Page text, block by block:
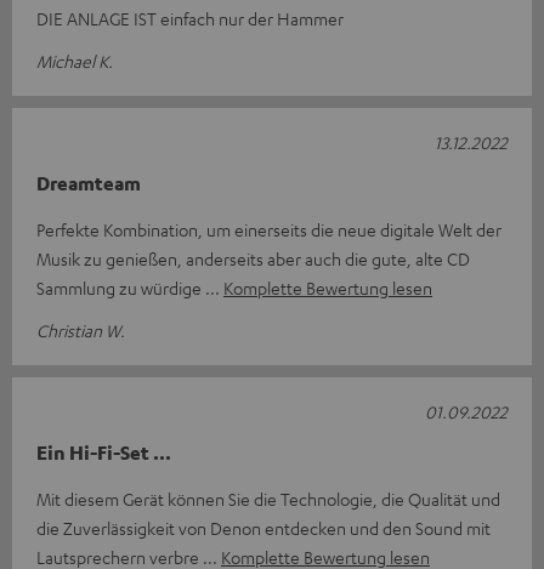
DIE ANLAGE IST einfach nur der Hammer
Michael K.
Dreamteam
Perfekte Kombination, um einerseits die neue digitale Welt der
Musik zu genießen, anderseits aber auch die gute, alte CD
Sammlung zu würdige
Komplette Bewertung lesen
Christian W.
13.12.2022
Ein Hi-Fi-Set ...
Mit diesem Gerät können Sie die Technologie, die Qualität und
die Zuverlässigkeit von Denon entdecken und den Sound mit
Lautsprechern verbre
Komplette Bewertung lesen
01.09.2022